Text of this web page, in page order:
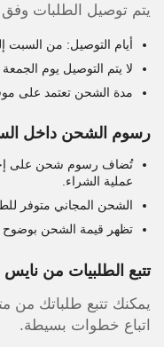
يتم توصيل الطلبات وفق
أيام التوصيل: من السبت
لا يتم التوصيل يوم
مدة الشحن تعتمد على
رسوم الشحن داخل
تُضاف رسوم شحن على
عملية الشراء.
الشحن المجاني متوفر للطلبيات
تظهر قيمة الشحن بوضوح
تتبع الطلبيات من
يمكنك تتبع طلباتك
اتباع خطوات بسيطة.